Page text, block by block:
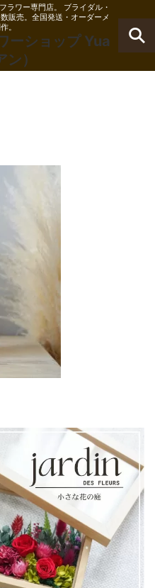
ラワー専門店。 ブライダル・
販売。全国発送・オーダーメ
。
ーショップ Yua
）